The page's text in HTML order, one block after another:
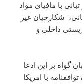
با مافیای مواد
شکارچیان غیر
داخلی و
گواه بر این ادعا
با امریکا